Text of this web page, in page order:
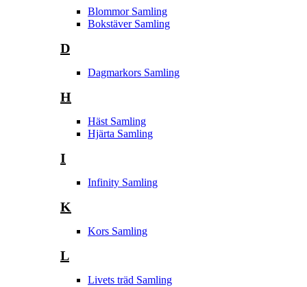
Blommor Samling
Bokstäver Samling
D
Dagmarkors Samling
H
Häst Samling
Hjärta Samling
I
Infinity Samling
K
Kors Samling
L
Livets träd Samling